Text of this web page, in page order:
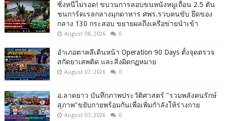
ซิ่งหนีไม่รอด! ขบวนการลอบขนหนังหมูเถื่อน 2.5 ตัน
ชนการ์ดเรลกลางมุกดาหาร ศพร.รวบคนขับ ยึดของ
กลาง 130 กระสอบ ขยายผลถึงเครือข่ายนำเข้า
August 08, 2026 0
อำเภอตาคลีเดินหน้า Operation 90 Days ตั้งจุดตรวจ
สกัดยาเสพติด และสิ่งผิดกฏหมาย
August 07, 2026 0
อ.ลาดยาว บันทึกภาพประวัติศาสตร์ "รวมพลังคนรักษ์
สุภาพ"ขยับกายพร้อมกันเพื่อเพิ่มกำลังให้ร่างกาย
August 07, 2026 0